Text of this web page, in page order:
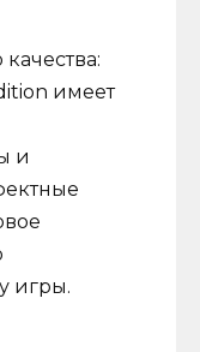
имеет
и
игры.